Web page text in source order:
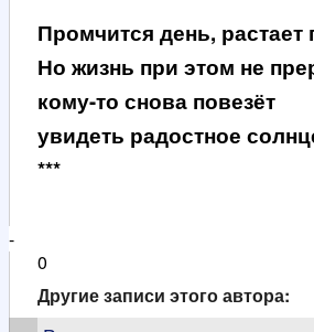
Промчится день, растает
Но жизнь при этом не
кому-то снова повезёт
увидеть радостное
***
-
0
Другие записи этого автора: